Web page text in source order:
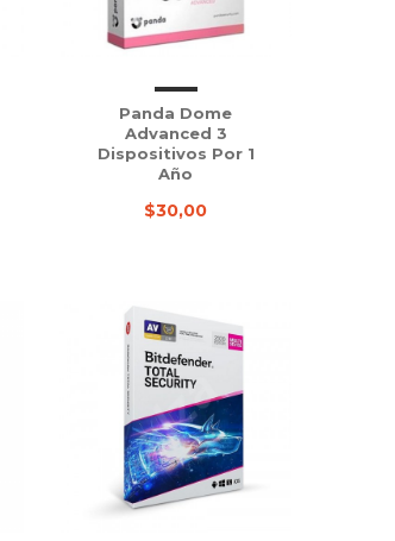
Panda Dome
Advanced 3
Dispositivos Por 1
Año
$30,00